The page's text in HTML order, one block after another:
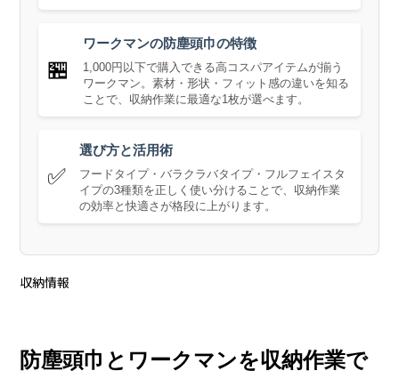
🏪
ワークマンの防塵頭巾の特徴
1,000円以下で購入できる高コスパアイテムが揃う
ワークマン。素材・形状・フィット感の違いを知る
ことで、収納作業に最適な1枚が選べます。
✅
選び方と活用術
フードタイプ・バラクラバタイプ・フルフェイスタ
イプの3種類を正しく使い分けることで、収納作業
の効率と快適さが格段に上がります。
収納情報
防塵頭巾とワークマンを収納作業で